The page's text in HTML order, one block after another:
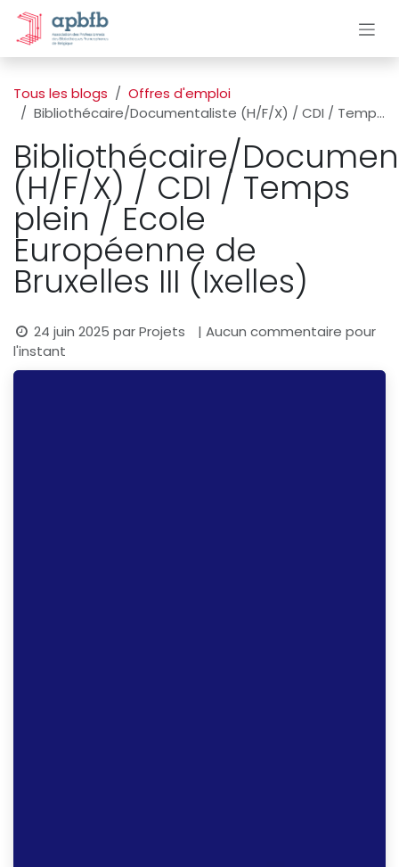
Se rendre au contenu
Tous les blogs
Offres d'emploi
Bibliothécaire/Documentaliste (H/F/X) / CDI / Temps plein / Ecole Européenne de Bruxelles III (Ixelles)
Bibliothécaire/
(H/F/X) / CDI / Temps
plein / Ecole
Européenne de
Bruxelles III (Ixelles)
24 juin 2025 parProjets
| Aucun commentaire pour
l'instant